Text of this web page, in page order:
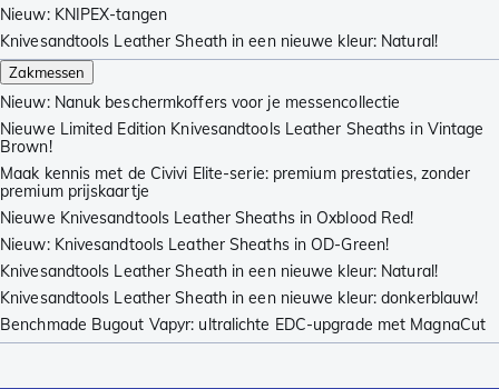
Nieuw: KNIPEX-tangen
Knivesandtools Leather Sheath in een nieuwe kleur: Natural!
Zakmessen
Nieuw: Nanuk beschermkoffers voor je messencollectie
Nieuwe Limited Edition Knivesandtools Leather Sheaths in Vintage
Brown!
Maak kennis met de Civivi Elite-serie: premium prestaties, zonder
premium prijskaartje
Nieuwe Knivesandtools Leather Sheaths in Oxblood Red!
Nieuw: Knivesandtools Leather Sheaths in OD-Green!
Knivesandtools Leather Sheath in een nieuwe kleur: Natural!
Knivesandtools Leather Sheath in een nieuwe kleur: donkerblauw!
Benchmade Bugout Vapyr: ultralichte EDC-upgrade met MagnaCut